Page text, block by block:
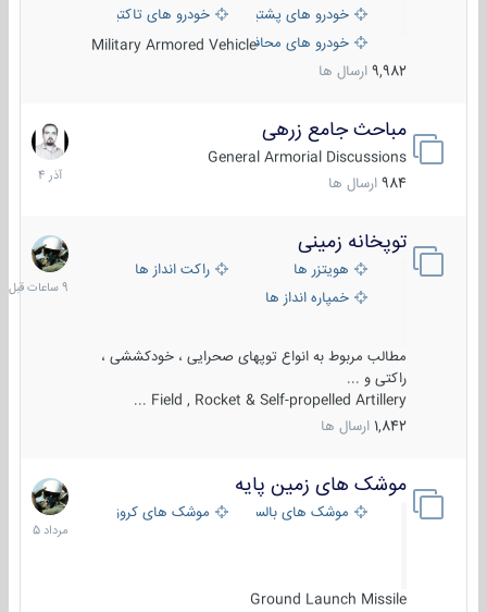
خودرو های پشتیبانی آتش ، شناسایی و ضد تانک
خودرو های تاکتیکی نظامی
خودرو های محافظت شدهMilitary Armored Vehicle
9,982 ارسال ها
مباحث جامع زرهی
General Armorial Discussions
984 ارسال ها
7
آذر
1404
توپخانه زمینی
هویتزر ها
راکت انداز ها
خمپاره انداز ها
مطالب مربوط به انواع توپهای صحرایی ، خودکششی ،
راکتی و ...
Field , Rocket & Self-propelled Artillery ...
1,842 ارسال ها
9
ساعات
قبل
موشک های زمین پایه
موشک های بالستیک موشک های کروز
Ground Launch Missile
2
مرداد
1405